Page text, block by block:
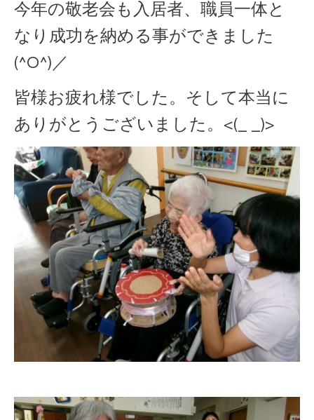
今年の敬老会も入居者、職員一体と
なり成功を納める事ができました
(^O^)／
皆様お疲れ様でした。そして本当に
ありがとうございました。<(_ _)>